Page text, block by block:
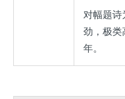
对幅题
劲，极类
年。